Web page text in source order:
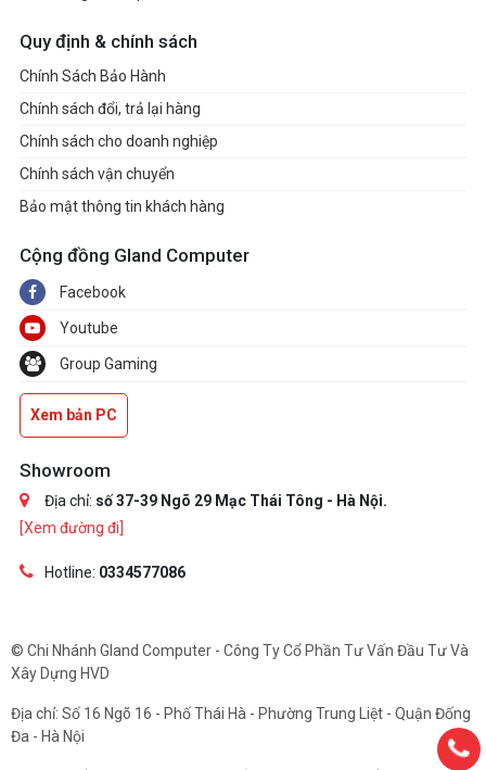
Quy định & chính sách
Chính Sách Bảo Hành
Chính sách đổi, trả lại hàng
Chính sách cho doanh nghiệp
Chính sách vận chuyển
Bảo mật thông tin khách hàng
Cộng đồng Gland Computer
Facebook
Youtube
Group Gaming
Xem bản PC
Showroom
Địa chỉ: số 37-39 Ngõ 29 Mạc Thái Tông - Hà Nội.
[Xem đường đi]
Hotline: 0334577086
© Chi Nhánh Gland Computer - Công Ty Cổ Phần Tư Vấn Đầu Tư Và
Xây Dựng HVD
Địa chỉ: Số 16 Ngõ 16 - Phố Thái Hà - Phường Trung Liệt - Quận Đống
Đa - Hà Nội